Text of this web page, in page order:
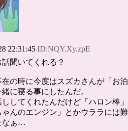
22:31:45 ID:NQY.Xy.zpE
聞いてくれる？
の時に今度はスズカさんが「お泊
に寝る事にしたんだ。
してくれたんだけど「ハロン棒」
んのエンジン」とかウララには難
なぁ…